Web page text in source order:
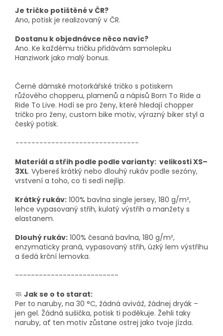
Je tričko potištěné v ČR?
Ano, potisk je realizovaný v ČR.
Dostanu k objednávce něco navíc?
Ano. Ke každému tričku přidávám samolepku
Hanziwork jako malý bonus.
Černé dámské motorkářské tričko s potiskem
růžového chopperu, plamenů a nápisů Born To Ride a
Ride To Live. Hodí se pro ženy, které hledají chopper
tričko pro ženy, custom bike motiv, výrazný biker styl a
český potisk.
-------------------------------
Materiál a střih podle podle varianty: velikosti XS–
3XL. Vybereš krátký nebo dlouhý rukáv podle sezóny,
vrstvení a toho, co ti sedí nejlíp.
Krátký rukáv: 100% bavlna single jersey, 180 g/m²,
lehce vypasovaný střih, kulatý výstřih a manžety s
elastanem.
Dlouhý rukáv: 100% česaná bavlna, 180 g/m²,
enzymaticky praná, vypasovaný střih, úzký lem výstřihu
a šedá krční lemovka.
--------------------------
🧼 Jak se o to starat:
Per to naruby, na 30 °C, žádná aviváž, žádnej dryák –
jen gel. Žádná sušička, potisk ti poděkuje. Žehli taky
naruby, ať ten motiv zůstane ostrej jako tvoje jízda.